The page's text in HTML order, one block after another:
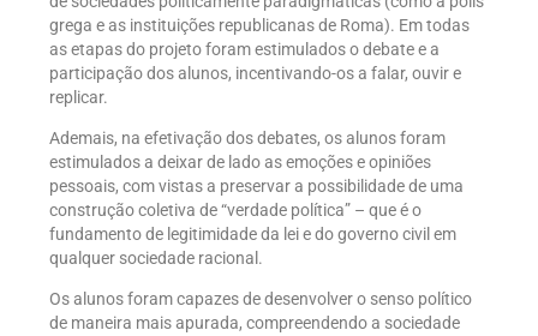
grega e as instituições republicanas de Roma). Em todas
as etapas do projeto foram estimulados o debate e a
participação dos alunos, incentivando-os a falar, ouvir e
replicar.
Ademais, na efetivação dos debates, os alunos foram
estimulados a deixar de lado as emoções e opiniões
pessoais, com vistas a preservar a possibilidade de uma
construção coletiva de “verdade política” – que é o
fundamento de legitimidade da lei e do governo civil em
qualquer sociedade racional.
Os alunos foram capazes de desenvolver o senso político
de maneira mais apurada, compreendendo a sociedade